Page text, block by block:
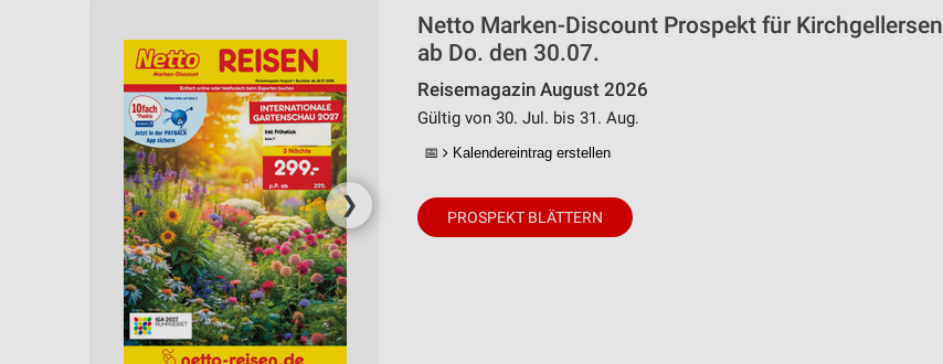
❯
Netto Marken-Discount Prospekt für Kirchgellersen
ab Do. den 30.07.
Reisemagazin August 2026
Gültig von 30. Jul. bis 31. Aug.
📅 Kalendereintrag erstellen
PROSPEKT BLÄTTERN